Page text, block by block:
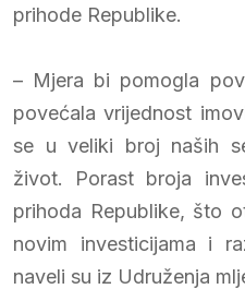
prihode Republike.
– Mjera bi pomogla
povećala vrijednost
se u veliki broj naših
život. Porast broja
prihoda Republike, što
novim investicijama i
naveli su iz Udruženja